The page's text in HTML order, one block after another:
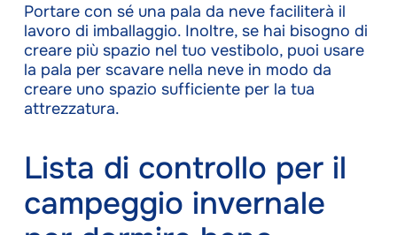
Portare con sé una pala da neve faciliterà il
lavoro di imballaggio. Inoltre, se hai bisogno di
creare più spazio nel tuo vestibolo, puoi usare
la pala per scavare nella neve in modo da
creare uno spazio sufficiente per la tua
attrezzatura.
Lista di controllo per il
campeggio invernale